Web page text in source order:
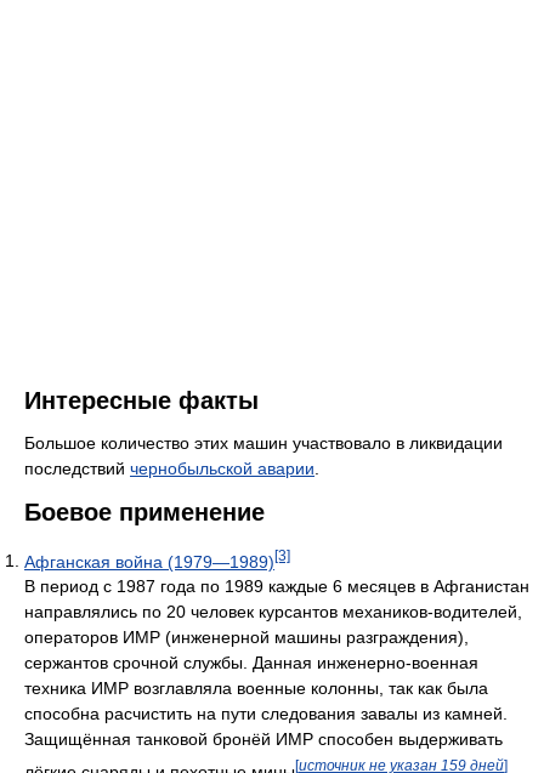
Интересные факты
Большое количество этих машин участвовало в ликвидации
последствий чернобыльской аварии
Боевое применение
Афганская война (1979—1989)[3]
В период с 1987 года по 1989 каждые 6 месяцев в Афганистан
направлялись по 20 человек курсантов механиков-водителей,
операторов ИМР (инженерной машины разграждения),
сержантов срочной службы. Данная инженерно-военная
техника ИМР возглавляла военные колонны, так как была
способна расчистить на пути следования завалы из камней.
Защищённая танковой бронёй ИМР способен выдерживать
[источник не указан 159 дней]